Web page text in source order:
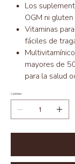
Los
OGM ni
Vitaminas
fáciles de
mayores de
para la salud
Cantidad